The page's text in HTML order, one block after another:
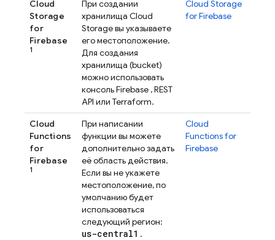
Cloud
Storage
for
Firebase
1
При создании
хранилища Cloud
Storageвы указываете
его местоположение.
Для создания
хранилища (bucket)
можно использовать
консольFirebase , REST
API или Terraform.
Cloud Storage
for Firebase
Cloud
Functions
for
Firebase
1
При написании
функции вы можете
дополнительно задать
её область действия.
Если вы не укажете
местоположение, по
умолчанию будет
использоваться
следующий регион:
us-central1 .
Cloud
Functions for
Firebase